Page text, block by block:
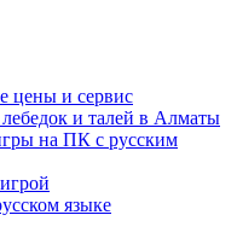
цены и сервис
и талей в Алматы
на ПК с русским
языке